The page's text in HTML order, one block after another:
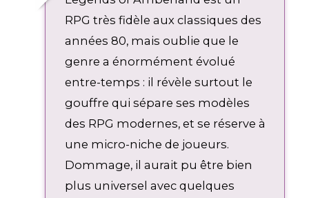
r
r
RPG très fidèle aux classiques des
années 80, mais oublie que le
genre a énormément évolué
entre-temps : il révèle surtout le
gouffre qui sépare ses modèles
des RPG modernes, et se réserve à
une micro-niche de joueurs.
Dommage, il aurait pu être bien
plus universel avec quelques